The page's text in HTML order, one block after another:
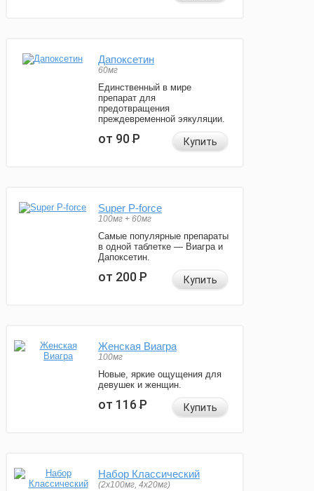
Дапоксетин
60мг
Единственный в мире
препарат для
предотвращения
преждевременной эякуляции.
от 90Р Купить
Super P-force
100мг + 60мг
Самые популярные препараты
в одной таблетке — Виагра и
Дапоксетин.
от 200Р Купить
Женская Виагра
100мг
Новые, яркие ощущения для
девушек и женщин.
от 116Р Купить
Набор Классический
(2x100мг, 4x20мг)